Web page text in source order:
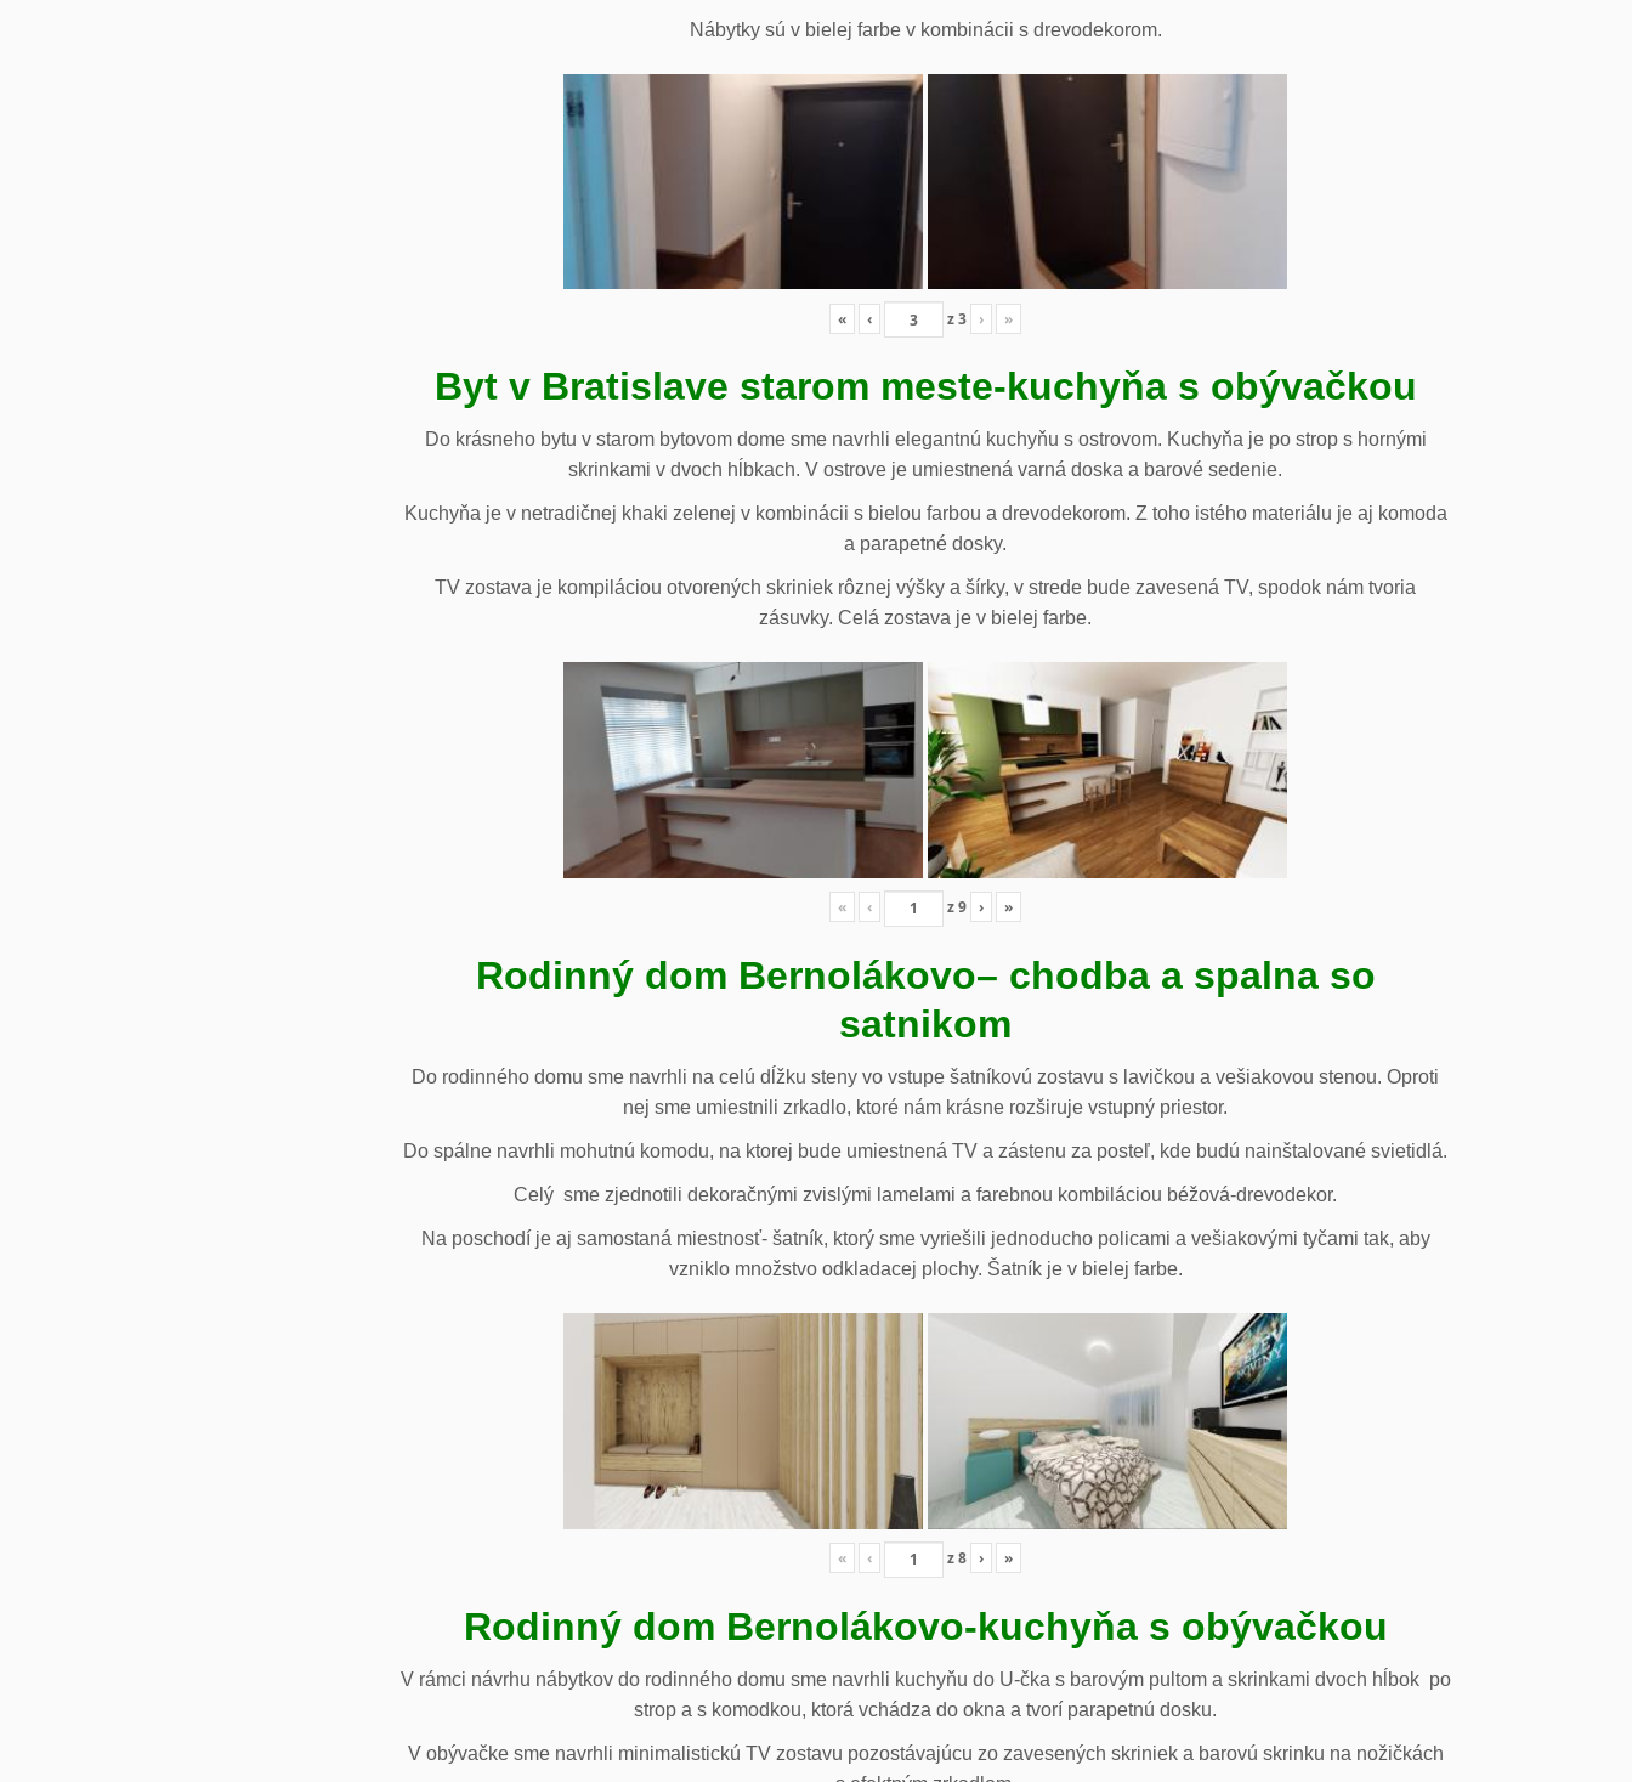
Nábytky sú v bielej farbe v kombinácii s drevodekorom.
« ‹ z3 › »
Byt v Bratislave starom meste-kuchyňa s obývačkou
Do krásneho bytu v starom bytovom dome sme navrhli elegantnú kuchyňu s ostrovom. Kuchyňa je po strop s hornými
skrinkami v dvoch hĺbkach. V ostrove je umiestnená varná doska a barové sedenie.
Kuchyňa je v netradičnej khaki zelenej v kombinácii s bielou farbou a drevodekorom. Z toho istého materiálu je aj komoda
a parapetné dosky.
TV zostava je kompiláciou otvorených skriniek rôznej výšky a šírky, v strede bude zavesená TV, spodok nám tvoria
zásuvky. Celá zostava je v bielej farbe.
« ‹ z9 › »
Rodinný dom Bernolákovo– chodba a spalna so
satnikom
Do rodinného domu sme navrhli na celú dĺžku steny vo vstupe šatníkovú zostavu s lavičkou a vešiakovou stenou. Oproti
nej sme umiestnili zrkadlo, ktoré nám krásne rozširuje vstupný priestor.
Do spálne navrhli mohutnú komodu, na ktorej bude umiestnená TV a zástenu za posteľ, kde budú nainštalované svietidlá.
Celý sme zjednotili dekoračnými zvislými lamelami a farebnou kombiláciou béžová-drevodekor.
Na poschodí je aj samostaná miestnosť- šatník, ktorý sme vyriešili jednoducho policami a vešiakovými tyčami tak, aby
vzniklo množstvo odkladacej plochy. Šatník je v bielej farbe.
« ‹ z8 › »
Rodinný dom Bernolákovo-kuchyňa s obývačkou
V rámci návrhu nábytkov do rodinného domu sme navrhli kuchyňu do U-čka s barovým pultom a skrinkami dvoch hĺbok po
strop a s komodkou, ktorá vchádza do okna a tvorí parapetnú dosku.
V obývačke sme navrhli minimalistickú TV zostavu pozostávajúcu zo zavesených skriniek a barovú skrinku na nožičkách